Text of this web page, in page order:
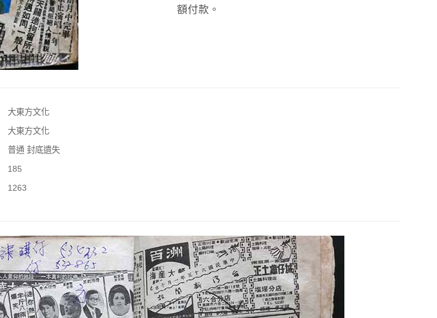
額付款。
大東方文化
大東方文化
普通 封底遺失
185
1263